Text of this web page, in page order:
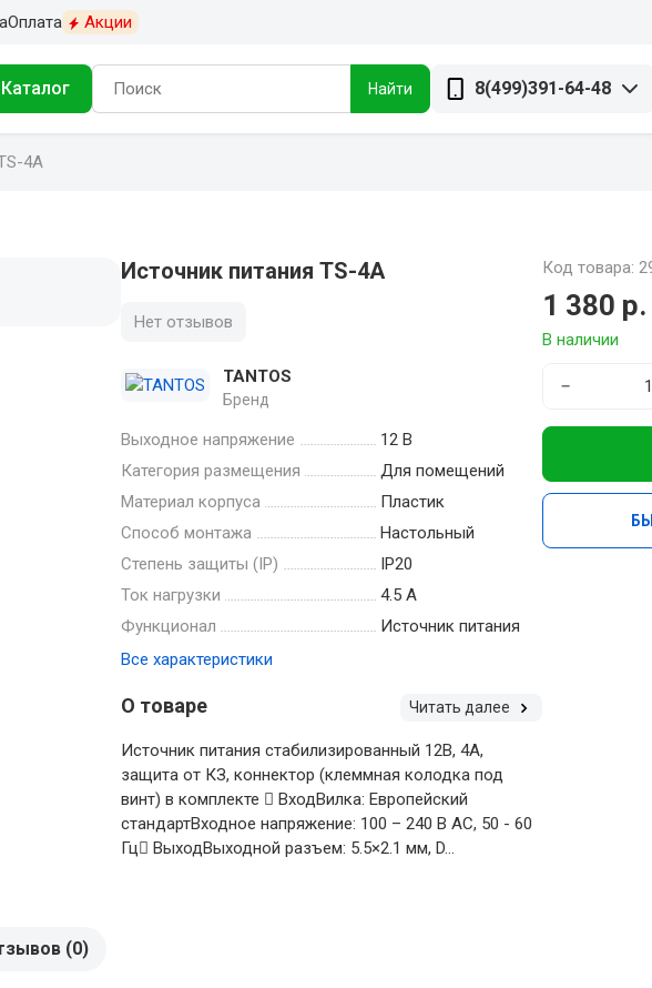
Оплата Акции
Каталог Найти 8(499)391-64-48
4A
Источник питания TS-4A
Нет отзывов
TANTOS
Бренд
Выходное напряжение
12 В
Категория размещения
Для помещений
Материал корпуса
Пластик
Способ монтажа
Настольный
Степень защиты (IP)
IP20
Ток нагрузки
4.5 А
Функционал
Источник питания
Все характеристики
О товаре Читать далее
Источник питания стабилизированный 12В, 4А,
защита от КЗ, коннектор (клеммная колодка под
винт) в комплекте  ВходВилка: Европейский
стандартВходное напряжение: 100 – 240 В АС, 50 - 60
Гц ВыходВыходной разъем: 5.5×2.1 мм, D...
Код товара:
1 380 р.
В наличии
−
(0)